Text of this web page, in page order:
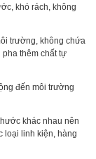
khó rách, không
trường, không chứa
pha thêm chất tự
đến môi trường
khác nhau nên
loại linh kiện, hàng